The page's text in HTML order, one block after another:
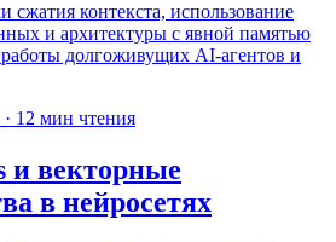
сжатия контекста, использование
и архитектуры с явной памятью
долгоживущих AI-агентов и
· 12 мин чтения
и векторные
в нейросетях